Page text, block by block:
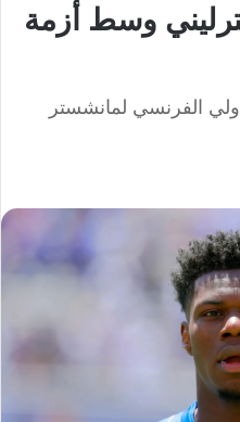
وسط أزمة
الفرنسي لمانشستر